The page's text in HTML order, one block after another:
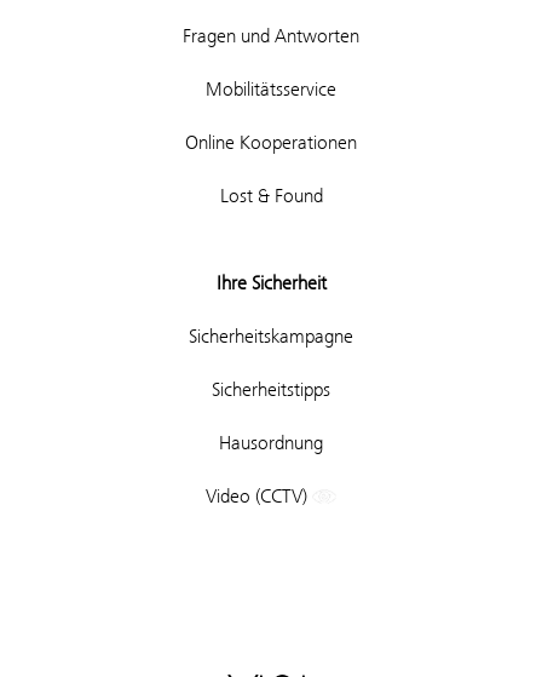
Fragen und Antworten
Mobilitätsservice
Online Kooperationen
Lost & Found
Ihre Sicherheit
Sicherheitskampagne
Sicherheitstipps
Hausordnung
Video (CCTV)